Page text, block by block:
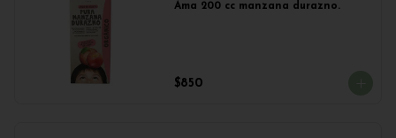
Ama 200 cc manzana durazno.
$850